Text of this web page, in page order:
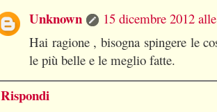
Unknown
15 dicembre 2012
Hai ragione , bisogna spingere le
le più belle e le meglio fatte.
Rispondi